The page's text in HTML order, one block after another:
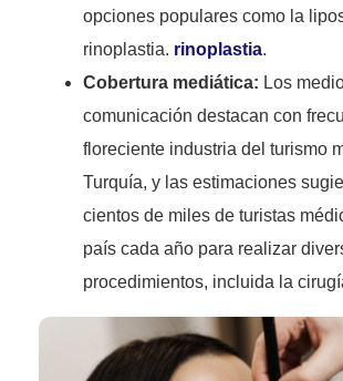
opciones populares como la
rinoplastia. rinoplastia.
Cobertura mediática: Los
comunicación destacan con
floreciente industria del turismo
Turquía, y las estimaciones
cientos de miles de turistas
país cada año para realizar
procedimientos, incluida la